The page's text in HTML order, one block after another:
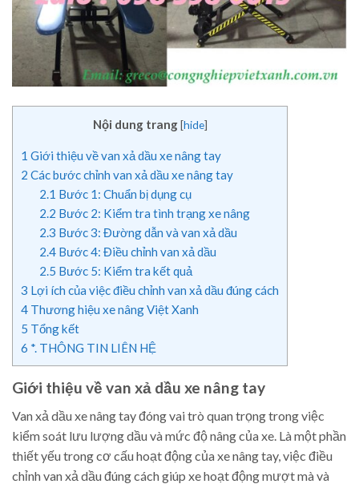
Nội dung trang [hide]
1 Giới thiệu về van xả dầu xe nâng tay
2 Các bước chỉnh van xả dầu xe nâng tay
2.1 Bước 1: Chuẩn bị dụng cụ
2.2 Bước 2: Kiểm tra tình trạng xe nâng
2.3 Bước 3: Đường dẫn và van xả dầu
2.4Bước 4: Điều chỉnh van xả dầu
2.5 Bước 5: Kiểm tra kết quả
3 Lợi ích của việc điều chỉnh van xả dầu đúng cách
4 Thương hiệu xe nâng Việt Xanh
5 Tổng kết
6 *. THÔNG TIN LIÊN HỆ
Giới thiệu về van xả dầu xe nâng tay
Van xả dầu xe nâng tay đóng vai trò quan trọng trong việc
kiểm soát lưu lượng dầu và mức độ nâng của xe. Là một phần
thiết yếu trong cơ cấu hoạt động của xe nâng tay, việc điều
chỉnh van xả dầu đúng cách giúp xe hoạt động mượt mà và